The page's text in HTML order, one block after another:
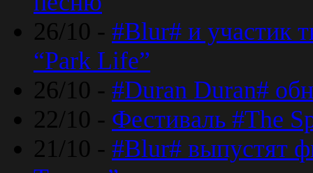
26/10 - #Blur# и участик
“Park Life”
26/10 - #Duran Duran#
22/10 - Фестиваль #The
21/10 - #Blur# выпустят